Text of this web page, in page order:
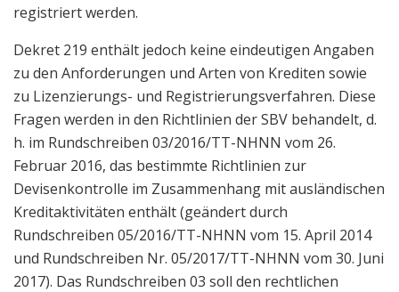
registriert werden.
Dekret 219 enthält jedoch keine eindeutigen Angaben
zu den Anforderungen und Arten von Krediten sowie
zu Lizenzierungs- und Registrierungsverfahren. Diese
Fragen werden in den Richtlinien der SBV behandelt, d.
h. im Rundschreiben 03/2016/TT-NHNN vom 26.
Februar 2016, das bestimmte Richtlinien zur
Devisenkontrolle im Zusammenhang mit ausländischen
Kreditaktivitäten enthält (geändert durch
Rundschreiben 05/2016/TT-NHNN vom 15. April 2014
und Rundschreiben Nr. 05/2017/TT-NHNN vom 30. Juni
2017). Das Rundschreiben 03 soll den rechtlichen